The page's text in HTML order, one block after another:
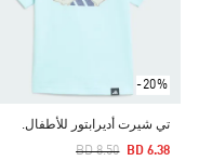
-20%
تي شيرت أديرابتور للأطفال.
Price Reduced From
BD 8.50
To BD 6.38